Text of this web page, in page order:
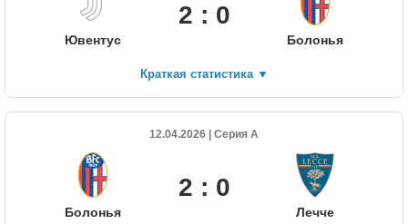
Ювентус
2 : 0
Болонья
Краткая статистика ▼
12.04.2026 | Серия А
Болонья
2 : 0
Лечче